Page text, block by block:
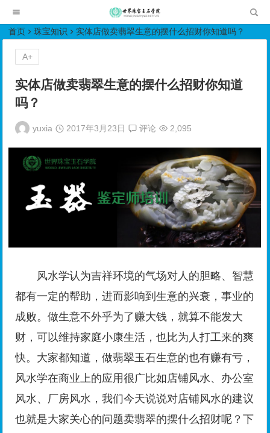
首页 珠宝知识 实体店做卖翡翠生意的摆什么招财你知道吗？
实体店做卖翡翠生意的摆什么招财你知道
吗？
yuxia 2017年3月23日 评论 2,095
风水学认为吉祥环境的气场对人的胆略、智慧
都有一定的帮助，进而影响到生意的兴衰，事业的
成败。做生意不外乎为了赚大钱，就算不能发大
财，可以维持家庭小康生活，也比为人打工来的爽
快。大家都知道，做翡翠玉石生意的也有赚有亏，
风水学在商业上的应用很广比如店铺风水、办公室
风水、厂房风水，我们今天说说对店铺风水的建议
也就是大家关心的问题卖翡翠的摆什么招财呢？下
A+